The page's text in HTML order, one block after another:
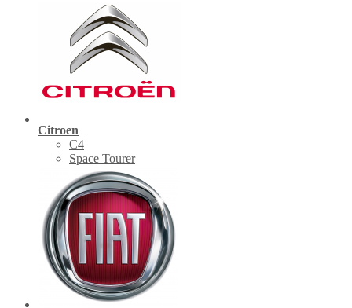
Citroen
C4
Space Tourer